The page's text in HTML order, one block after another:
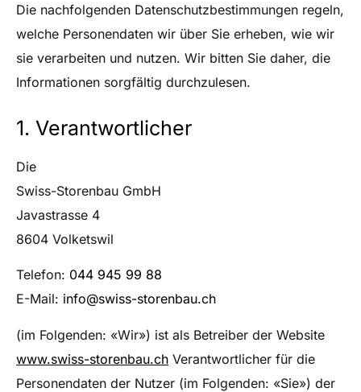
Die nachfolgenden Datenschutzbestimmungen regeln,
welche Personendaten wir über Sie erheben, wie wir
sie verarbeiten und nutzen. Wir bitten Sie daher, die
Informationen sorgfältig durchzulesen.
1. Verantwortlicher
Die
Swiss-Storenbau GmbH
Javastrasse 4
8604 Volketswil
Telefon: 044 945 99 88
E-Mail: info@swiss-storenbau.ch
(im Folgenden: «Wir») ist als Betreiber der Website
www.swiss-storenbau.ch Verantwortlicher für die
Personendaten der Nutzer (im Folgenden: «Sie») der